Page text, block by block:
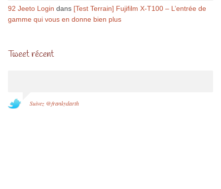
92 Jeeto Login dans [Test Terrain] Fujifilm X-T100 – L’entrée de
gamme qui vous en donne bien plus
Tweet récent
Suivez @frankydarth